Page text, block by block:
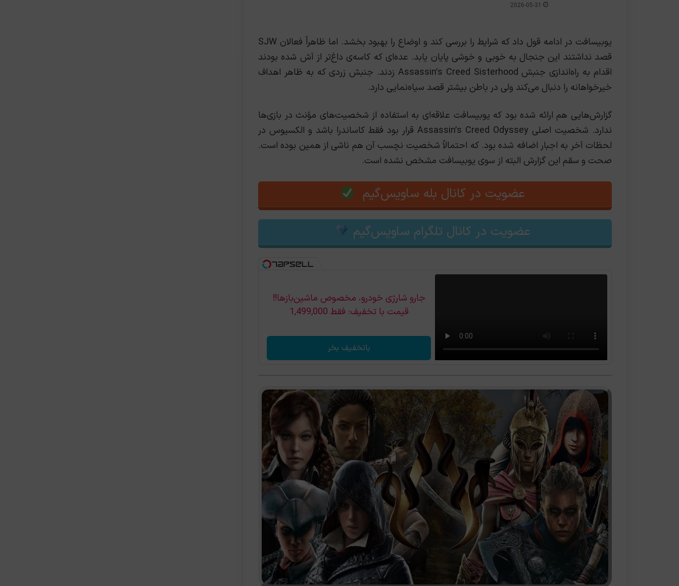
2026-05-31
یوبیسافت در ادامه قول داد که شرایط را بررسی کند و اوضاع را بهبود بخشد. اما ظاهراً فعالان SJW
قصد نداشتند این جنجال به خوبی و خوشی پایان یابد. عده‌ای که کاسه‌ی داغ‌تر از آش شده بودند
اقدام به راه‌اندازی جنبش Assassin’s Creed Sisterhood زدند. جنبش زردی که به ظاهر اهداف
خیرخواهانه را دنبال می‌کند ولی در باطن بیشتر قصد سیاه‌نمایی دارد.
گزارش‌هایی هم ارائه شده بود که یوبیسافت علاقه‌ای به استفاده از شخصیت‌های مؤنث در بازی‌ها
ندارد. شخصیت اصلی Assassin’s Creed Odyssey قرار بود فقط کاساندرا باشد و الکسیوس در
لحظات آخر به اجبار اضافه شده بود. که احتمالاً شخصیت نچسب آن هم ناشی از همین بوده است.
صحت و سقم این گزارش البته از سوی یوبیسافت مشخص نشده است.
عضویت در کانال بله ساویس‌گیم
عضویت در کانال تلگرام ساویس‌گیم
جارو شارژی خودرو، مخصوص ماشین‌باز‌ها!!
قیمت با تخفیف: فقط 1,499,000
باتخفیف بخر